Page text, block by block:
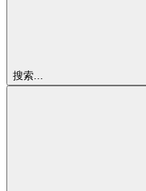
搜索...